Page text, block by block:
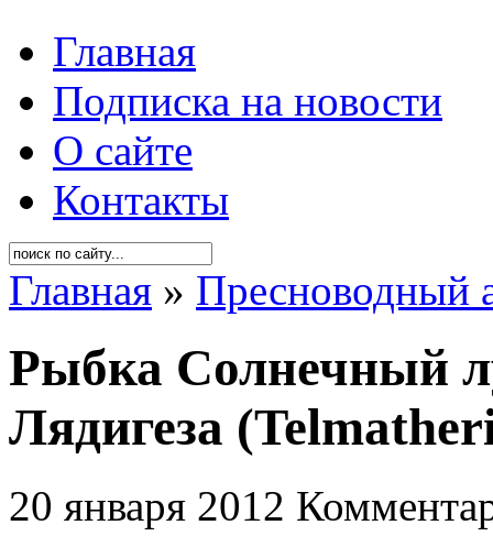
Главная
Подписка на новости
О сайте
Контакты
Главная » Пресноводный
Рыбка Солнечный
Лядигеза
20 января 2012